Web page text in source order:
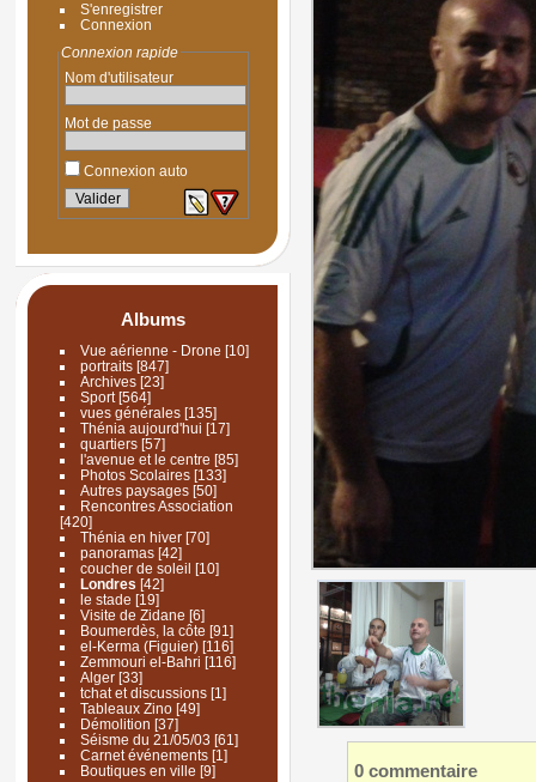
S'enregistrer
Connexion
Connexion rapide
Nom d'utilisateur
Mot de passe
Connexion auto
Albums
Vue aérienne - Drone [10]
portraits[847]
Archives [23]
Sport[564]
vues générales[135]
Thénia aujourd'hui [17]
quartiers[57]
l'avenue et le centre [85]
Photos Scolaires[133]
Autres paysages[50]
Rencontres Association
[420]
Thénia en hiver[70]
panoramas[42]
coucher de soleil [10]
Londres [42]
le stade [19]
Visite de Zidane [6]
Boumerdès, la côte [91]
el-Kerma (Figuier)[116]
Zemmouri el-Bahri [116]
Alger[33]
tchat et discussions[1]
Tableaux Zino[49]
Démolition [37]
Séisme du 21/05/03 [61]
Carnet événements[1]
Boutiques en ville [9] 0 commentaire